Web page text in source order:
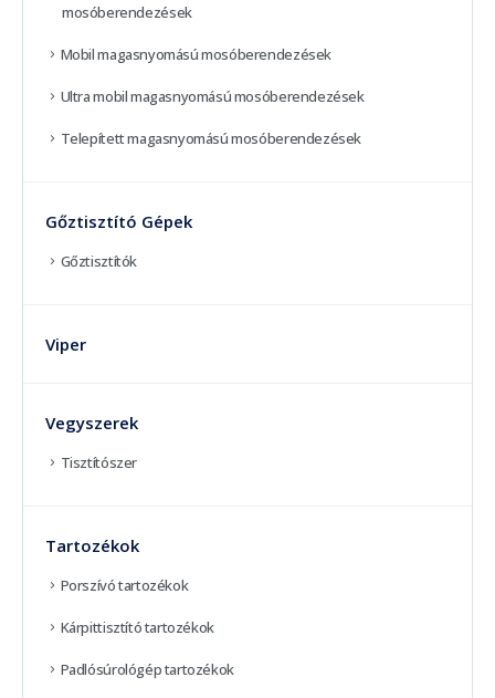
mosóberendezések
Mobil magasnyomású mosóberendezések
Ultra mobil magasnyomású mosóberendezések
Telepített magasnyomású mosóberendezések
Gőztisztító Gépek
Gőztisztítók
Viper
Vegyszerek
Tisztítószer
Tartozékok
Porszívó tartozékok
Kárpittisztító tartozékok
Padlósúrológép tartozékok